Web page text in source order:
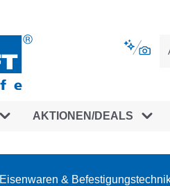
AKTIONEN/DEALS
Eisenwaren &